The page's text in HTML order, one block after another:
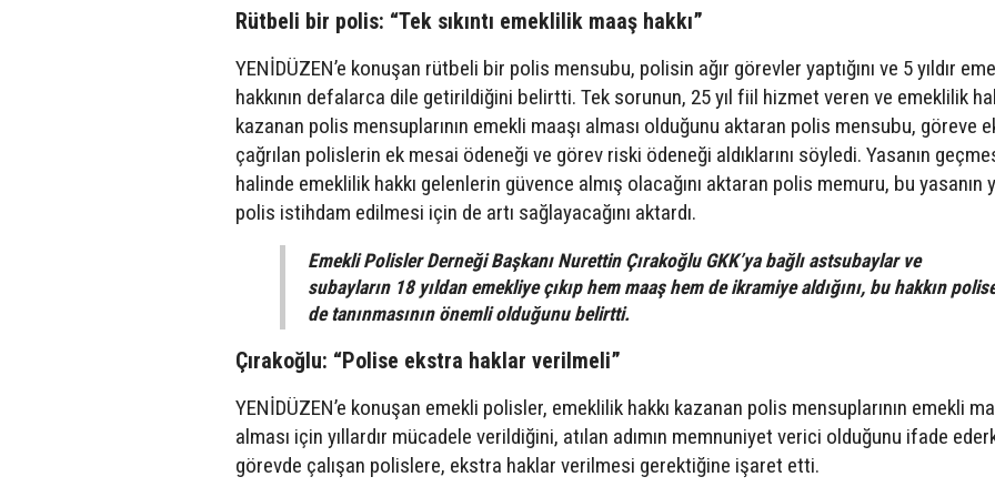
Rütbeli bir polis: “Tek sıkıntı emeklilik maaş hakkı”
YENİDÜZEN’e konuşan rütbeli bir polis mensubu, polisin ağır görevler yaptığını ve 5 yıldır
hakkının defalarca dile getirildiğini belirtti. Tek sorunun, 25 yıl fiil hizmet veren ve emeklilik
kazanan polis mensuplarının emekli maaşı alması olduğunu aktaran polis mensubu, göreve
çağrılan polislerin ek mesai ödeneği ve görev riski ödeneği aldıklarını söyledi. Yasanın
halinde emeklilik hakkı gelenlerin güvence almış olacağını aktaran polis memuru, bu yasanın
polis istihdam edilmesi için de artı sağlayacağını aktardı.
Emekli Polisler Derneği Başkanı Nurettin Çırakoğlu GKK’ya bağlı astsubaylar ve
subayların 18 yıldan emekliye çıkıp hem maaş hem de ikramiye aldığını, bu hakkın
de tanınmasının önemli olduğunu belirtti.
Çırakoğlu: “Polise ekstra haklar verilmeli”
YENİDÜZEN’e konuşan emekli polisler, emeklilik hakkı kazanan polis mensuplarının emekli
alması için yıllardır mücadele verildiğini, atılan adımın memnuniyet verici olduğunu ifade
görevde çalışan polislere, ekstra haklar verilmesi gerektiğine işaret etti.